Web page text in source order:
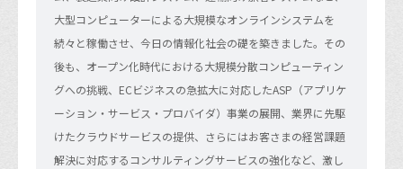
大型コンピューターによる大規模なオンラインシステムを
続々と稼働させ、今日の情報化社会の礎を築きました。その
後も、オープン化時代における大規模分散コンピューティン
グへの挑戦、ECビジネスの急拡大に対応したASP（アプリケ
ーション・サービス・プロバイダ）事業の展開、業界に先駆
けたクラウドサービスの提供、さらにはお客さまの経営課題
解決に対応するコンサルティングサービスの強化など、激し